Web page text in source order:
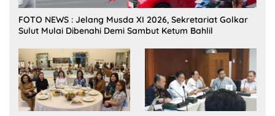
FOTO NEWS : Jelang Musda XI 2026, Sekretariat Golkar
Sulut Mulai Dibenahi Demi Sambut Ketum Bahlil